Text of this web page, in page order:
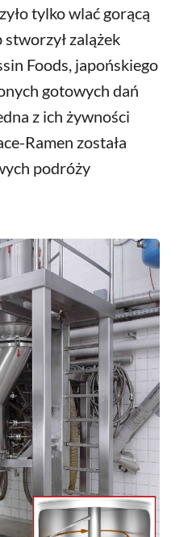
tylko wlać gorącą
zalążek
Foods, japońskiego
gotowych dań
z ich żywności
Ramen została
podróży